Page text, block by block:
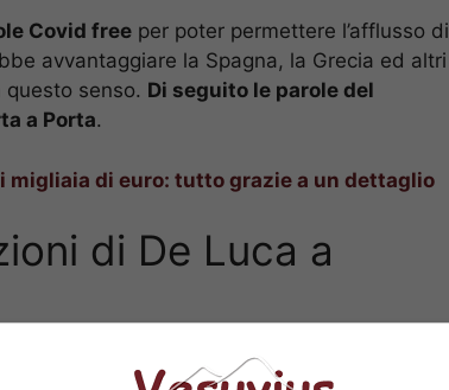
Covid free per poter permettere l’afflusso di
avvantaggiare la Spagna, la Grecia ed altri
senso. Di seguito le parole del
a Porta.
migliaia di euro: tutto grazie a un dettaglio
di De Luca a